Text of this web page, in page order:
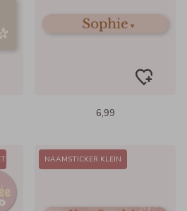
6,99
NAAMSTICKER KLEIN